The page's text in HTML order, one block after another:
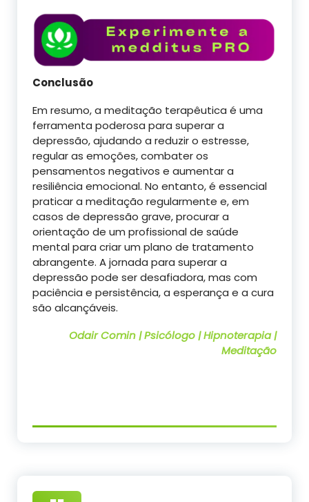
Conclusão
Em resumo, a meditação terapêutica é uma
ferramenta poderosa para superar a
depressão, ajudando a reduzir o estresse,
regular as emoções, combater os
pensamentos negativos e aumentar a
resiliência emocional. No entanto, é essencial
praticar a meditação regularmente e, em
casos de depressão grave, procurar a
orientação de um profissional de saúde
mental para criar um plano de tratamento
abrangente. A jornada para superar a
depressão pode ser desafiadora, mas com
paciência e persistência, a esperança e a cura
são alcançáveis.
Odair Comin | Psicólogo | Hipnoterapia |
Meditação